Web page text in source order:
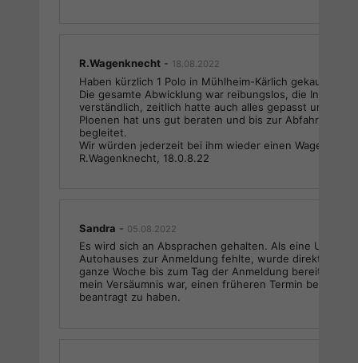
R.Wagenknecht - 18.08.2022
Haben kürzlich 1 Polo in Mühlheim-Kärlich gekauft.
Die gesamte Abwicklung war reibungslos, die
verständlich, zeitlich hatte auch alles gepasst und der
Ploenen hat uns gut beraten und bis zur Abfahrt vom
begleitet.
Wir würden jederzeit bei ihm wieder einen Wagen
R.Wagenknecht, 18.0.8.22
Sandra - 05.08.2022
Es wird sich an Absprachen gehalten. Als eine
Autohauses zur Anmeldung fehlte, wurde direkt ein
ganze Woche bis zum Tag der Anmeldung bereit
mein Versäumnis war, einen früheren Termin bei der
beantragt zu haben.